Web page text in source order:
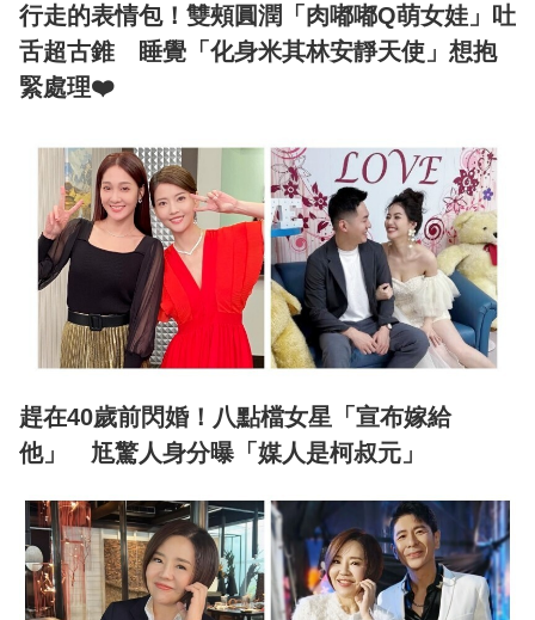
行走的表情包！雙頰圓潤「肉嘟嘟Q萌女娃」吐
舌超古錐 睡覺「化身米其林安靜天使」想抱
緊處理❤️
趕在40歲前閃婚！八點檔女星「宣布嫁給
他」 尪驚人身分曝「媒人是柯叔元」